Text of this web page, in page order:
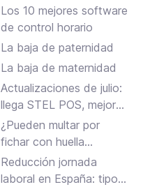
Los 10 mejores software
de control horario
La baja de paternidad
La baja de maternidad
Actualizaciones de julio:
llega STEL POS, mejoras
en Assistant, albaranes
en Inbox y más
¿Pueden multar por
fichar con huella
dactilar?
Reducción jornada
laboral en España: tipos,